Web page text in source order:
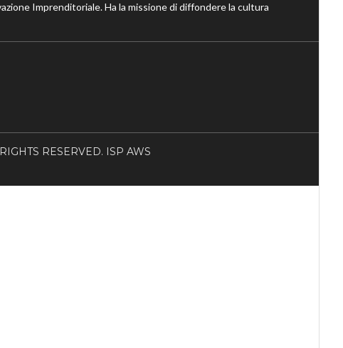
Imprenditoriale. Ha la missione di diffondere la cultura
RESERVED. ISP AWS